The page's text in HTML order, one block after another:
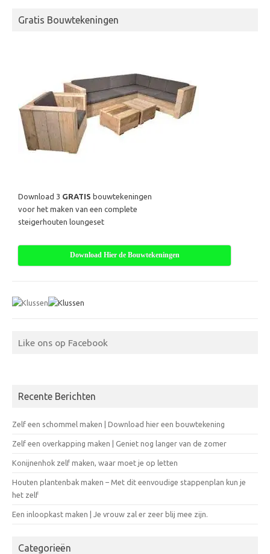
Gratis Bouwtekeningen
Download 3 GRATIS bouwtekeningen
voor het maken van een complete
steigerhouten loungeset
Download Hier de Bouwtekeningen
Like ons op Facebook
Recente Berichten
Zelf een schommel maken | Download hier een bouwtekening
Zelf een overkapping maken | Geniet nog langer van de zomer
Konijnenhok zelf maken, waar moet je op letten
Houten plantenbak maken – Met dit eenvoudige stappenplan kun je
het zelf
Een inloopkast maken | Je vrouw zal er zeer blij mee zijn.
Categorieën